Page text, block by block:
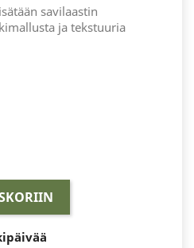
savilaastin
ja tekstuuria